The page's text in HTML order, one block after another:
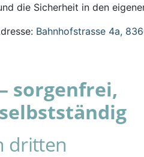
die Sicherheit in den
Bahnhofstrasse 4a,
sorgenfrei,
dritten